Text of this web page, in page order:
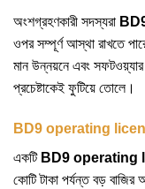
অংশগ্রহণকারী সদস্যরা
ওপর সম্পূর্ণ আস্থা রাখতে
মান উন্নয়নে এবং
প্রচেষ্টাকেই ফুটিয়ে তোলে।
BD9 operating license
একটি BD9 operating
কোটি টাকা পর্যন্ত বড় বাজির